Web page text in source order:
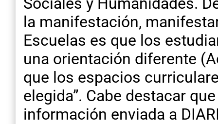
la manifestación,
Escuelas es que los
una orientación diferente
que los espacios
elegida”. Cabe destacar
información enviada a